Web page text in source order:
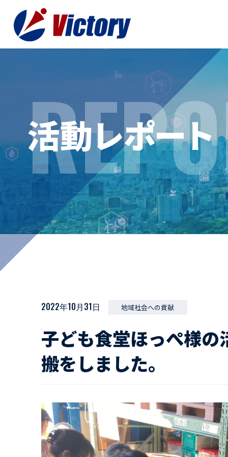
事業紹介
総合解体 / 解体事業
産業廃棄物収集/ 運搬
企業概要
私たちについて
活動レポート
最新情
お役立
プライ
お問い
よく
活動レポート
2022年10月31日 地域社会への貢献
子ども食堂ほっぺ様の
搬をしました。